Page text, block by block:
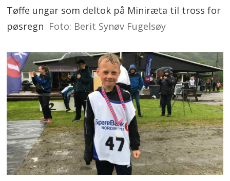
Tøffe ungar som deltok på Miniræta til tross for
pøsregn Foto: Berit Synøv Fugelsøy